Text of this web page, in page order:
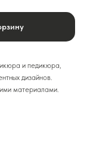
и педикюра,
дизайнов.
материалами.